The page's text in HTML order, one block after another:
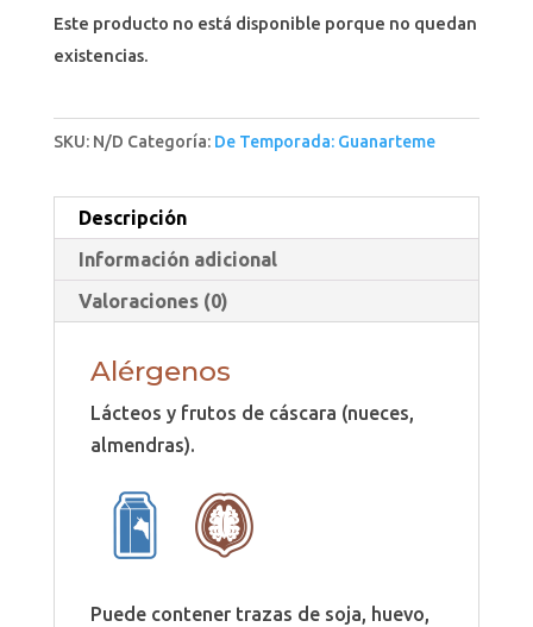
Este producto no está disponible porque no quedan
existencias.
SKU: N/D Categoría: De Temporada: Guanarteme
Descripción
Información adicional
Valoraciones (0)
Alérgenos
Lácteos y frutos de cáscara (nueces,
almendras).
Puede contener trazas de soja, huevo,